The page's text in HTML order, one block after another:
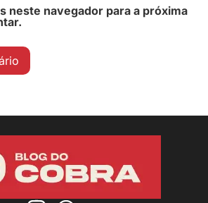
neste navegador para a próxima